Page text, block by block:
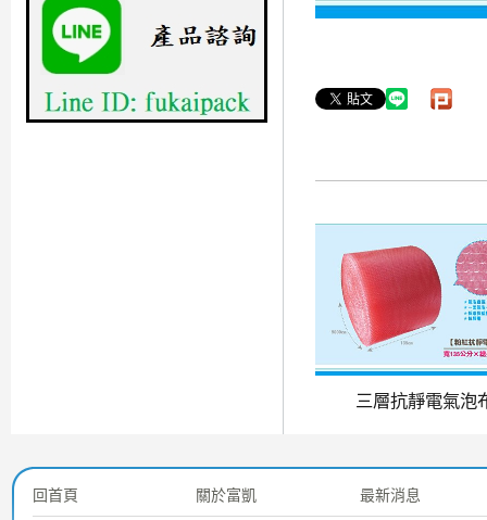
三層抗靜電氣泡
回首頁 關於富凱 最新消息